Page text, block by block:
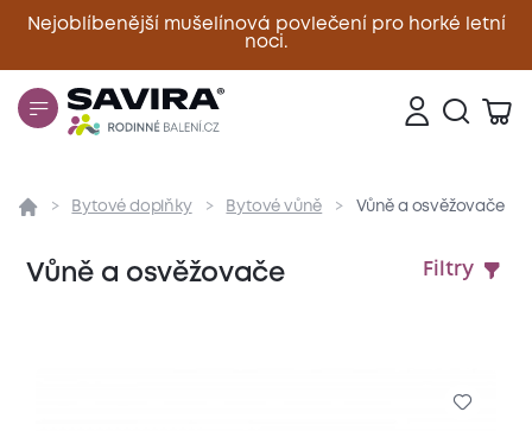
Nejoblíbenější mušelínová povlečení pro horké letní
noci.
Zavřít
Bytové doplňky Bytové vůně Vůně a osvěžovače
Vůně a osvěžovače Filtry